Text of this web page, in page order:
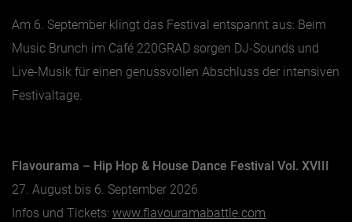
Am 6. September klingt das Festival entspannt aus: Beim
Music Brunch im Café 220GRAD sorgen DJ-Sounds und
Live-Musik für einen genussvollen Abschluss der intensiven
Festivaltage.
Flavourama – Hip Hop & House Dance Festival Vol. XVIII
27. August bis 6. September 2026
Infos und Tickets: www.flavouramabattle.com